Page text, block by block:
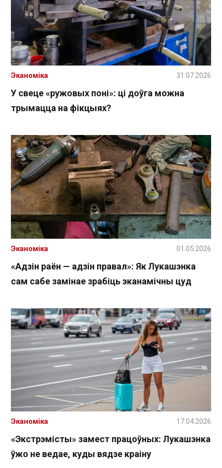
У свеце «ружовых поні»: ці доўга можна
трымацца на фікцыях?
Эканоміка 31.07.2026
«Адзін раён — адзін правал»: Як Лукашэнка
сам сабе замінае зрабіць эканамічны цуд
Эканоміка 01.05.2026
«Экстрэмісты» замест працоўных: Лукашэнка
ўжо не ведае, куды вядзе краіну
Эканоміка 17.04.2026